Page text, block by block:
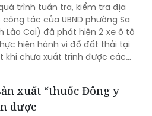
trình tuần tra, kiểm tra địa
tác của UBND phường Sa
Lào Cai) đã phát hiện 2 xe ô tô
hiện hành vi đổ đất thải tại
khi chưa xuất trình được các
xuất “thuốc Đông y
dược